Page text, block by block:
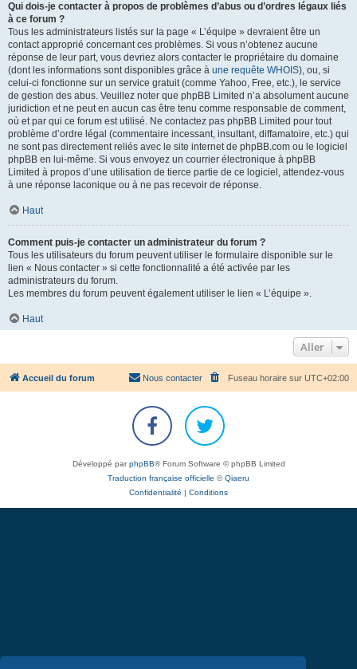
Qui dois-je contacter à propos de problèmes d’abus ou d’ordres légaux liés
à ce forum ?
Tous les administrateurs listés sur la page « L’équipe » devraient être un
contact approprié concernant ces problèmes. Si vous n’obtenez aucune
réponse de leur part, vous devriez alors contacter le propriétaire du domaine
(dont les informations sont disponibles grâce à une requête WHOIS), ou, si
celui-ci fonctionne sur un service gratuit (comme Yahoo, Free, etc.), le service
de gestion des abus. Veuillez noter que phpBB Limited n’a absolument aucune
juridiction et ne peut en aucun cas être tenu comme responsable de comment,
où et par qui ce forum est utilisé. Ne contactez pas phpBB Limited pour tout
problème d’ordre légal (commentaire incessant, insultant, diffamatoire, etc.) qui
ne sont pas directement reliés avec le site internet de phpBB.com ou le logiciel
phpBB en lui-même. Si vous envoyez un courrier électronique à phpBB
Limited à propos d’une utilisation de tierce partie de ce logiciel, attendez-vous
à une réponse laconique ou à ne pas recevoir de réponse.
Haut
Comment puis-je contacter un administrateur du forum ?
Tous les utilisateurs du forum peuvent utiliser le formulaire disponible sur le
lien « Nous contacter » si cette fonctionnalité a été activée par les
administrateurs du forum.
Les membres du forum peuvent également utiliser le lien « L’équipe ».
Haut
Aller
Accueil du forum Fuseau horaire sur UTC+02:00
Nous contacter
Développé parphpBB® Forum Software © phpBB Limited
Traduction française officielle ©Qiaeru
Confidentialité
Conditions